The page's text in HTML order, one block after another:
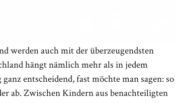
werden auch mit der überzeugendsten
hängt nämlich mehr als in jedem
entscheidend, fast möchte man sagen: so
ab. Zwischen Kindern aus benachteiligten